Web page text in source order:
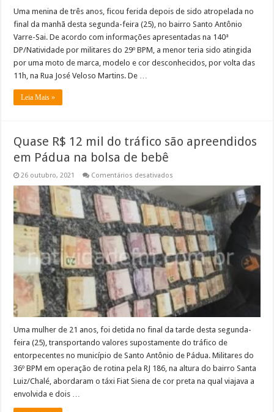
Uma menina de três anos, ficou ferida depois de sido atropelada no
final da manhã desta segunda-feira (25), no bairro Santo Antônio
Varre-Sai. De acordo com informações apresentadas na 140ª
DP/Natividade por militares do 29º BPM, a menor teria sido atingida
por uma moto de marca, modelo e cor desconhecidos, por volta das
11h, na Rua José Veloso Martins. De …
Leia Mais »
Quase R$ 12 mil do tráfico são apreendidos
em Pádua na bolsa de bebê
26 outubro, 2021 Comentários desativados
mil
do
tráfico
são
apreendidos
em
Pádua
na
bolsa
de
bebê
Uma mulher de 21 anos, foi detida no final da tarde desta segunda-
feira (25), transportando valores supostamente do tráfico de
entorpecentes no município de Santo Antônio de Pádua. Militares do
36º BPM em operação de rotina pela RJ 186, na altura do bairro Santa
Luiz/Chalé, abordaram o táxi Fiat Siena de cor preta na qual viajava a
envolvida e dois …